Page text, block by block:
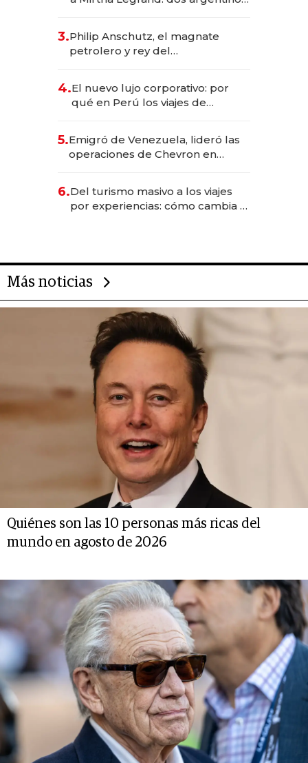
3.Philip Anschutz, el magnate
petrolero y rey del
Fénix
4.El nuevo lujo corporativo: por
qué en Perú los viajes de
transformadoras
5.Emigró de Venezuela, lideró las
operaciones de Chevron en
6.Del turismo masivo a los viajes
por experiencias: cómo cambia el
Más noticias
Quiénes son las 10 personas más ricas del
mundo en agosto de 2026